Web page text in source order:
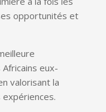
opportunités et
eux-
valorisant la